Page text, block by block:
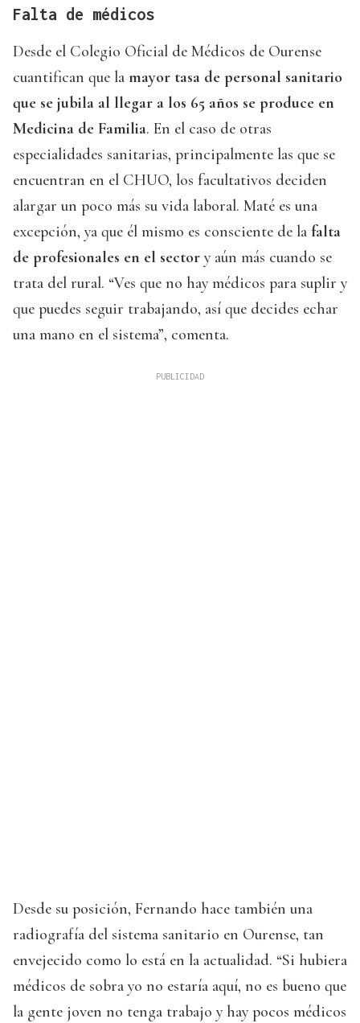
Falta de médicos
Desde el Colegio Oficial de Médicos de Ourense
cuantifican que la mayor tasa de personal sanitario
que se jubila al llegar a los 65 años se produce en
Medicina de Familia. En el caso de otras
especialidades sanitarias, principalmente las que se
encuentran en el CHUO, los facultativos deciden
alargar un poco más su vida laboral. Maté es una
excepción, ya que él mismo es consciente de la falta
de profesionales en el sector y aún más cuando se
trata del rural. “Ves que no hay médicos para suplir y
que puedes seguir trabajando, así que decides echar
una mano en el sistema”, comenta.
Desde su posición, Fernando hace también una
radiografía del sistema sanitario en Ourense, tan
envejecido como lo está en la actualidad. “Si hubiera
médicos de sobra yo no estaría aquí, no es bueno que
la gente joven no tenga trabajo y hay pocos médicos